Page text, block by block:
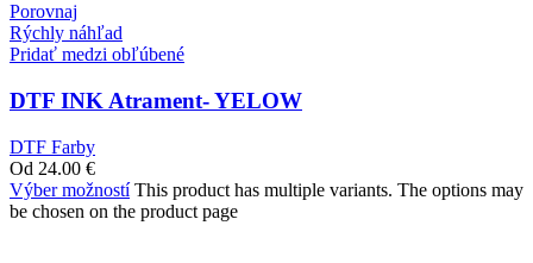
Porovnaj
Rýchly náhľad
Pridať medzi obľúbené
DTF INK Atrament- YELOW
DTF Farby
Od 24.00 €
Výber možnostíThis product has multiple variants. The options may
be chosen on the product page